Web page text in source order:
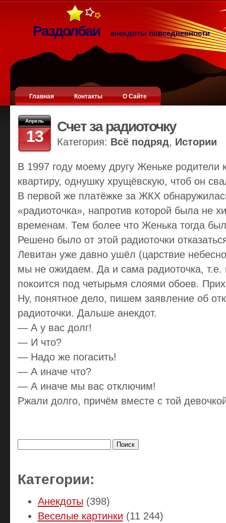
Раздолбаи анекдоты повседневности
Главная Контакты О Сайте
Апрель
13
Счет за радиоточку
Категория: Всё подряд, Истории
В 1997 году моему другу Женьке родители
квартиру, однушку хрущёвскую, чтоб он
В первой же платёжке за ЖКХ
«радиоточка», напротив которой была не
временам. Тем более что Женька тогда
Решено было от этой радиоточки
Левитан уже давно ушёл (царствие
мы не ожидаем. Да и сама радиоточка, т.е.
покоится под четырьмя слоями обоев.
Ну, понятное дело, пишем заявление об
радиоточки. Дальше анекдот.
— А у вас долг!
— И что?
— Надо же погасить!
— А иначе что?
— А иначе мы вас отключим!
Ржали долго, причём вместе с той
Категории:
Анекдоты (398)
Веселые картинки (11 244)